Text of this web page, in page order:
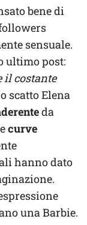
bene di
sensuale.
ultimo post:
il costante
scatto Elena
da
curve
hanno dato
una Barbie.